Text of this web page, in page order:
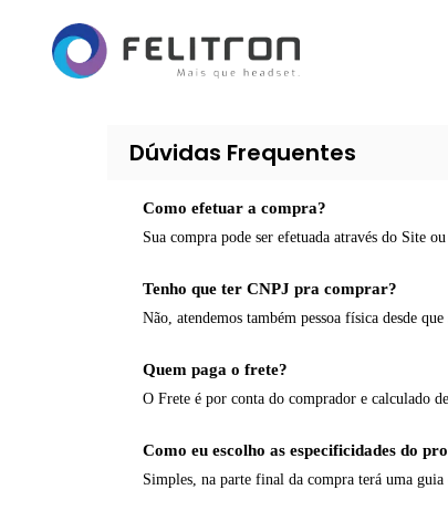
Dúvidas Frequentes
Como efetuar a compra?
Sua compra pode ser efetuada através do Site
Tenho que ter CNPJ pra comprar?
Não, atendemos também pessoa física desde que
Quem paga o frete?
O Frete é por conta do comprador e calculado
Como eu escolho as especificidades do
Simples, na parte final da compra terá uma